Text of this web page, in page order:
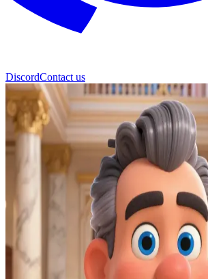
DiscordContact us